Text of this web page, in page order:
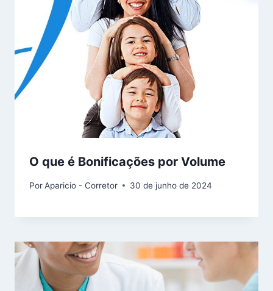
O que é Bonificações por Volume
PorAparicio - Corretor 30 de junho de 2024